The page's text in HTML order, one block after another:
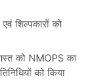
शिल्पकारों को
को NMOPS का
को किया